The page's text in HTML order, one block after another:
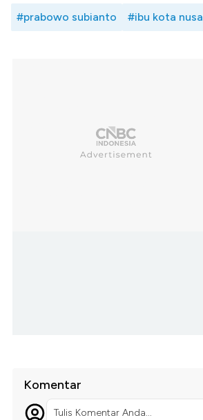
#prabowo subianto #ibu kota
Komentar
Tulis Komentar Anda...